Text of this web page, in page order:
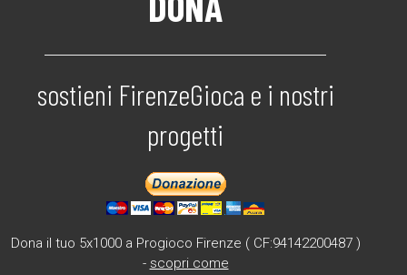
sostieni FirenzeGioca e i nostri
progetti
Dona il tuo 5x1000 a Progioco Firenze ( CF:94142200487 )
- scopri come